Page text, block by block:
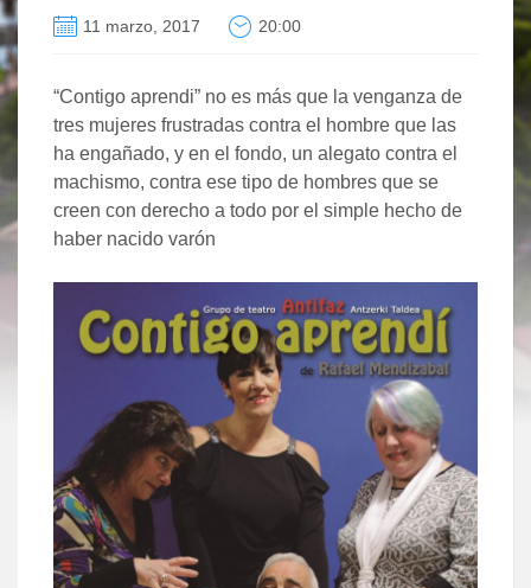
11 marzo, 2017 20:00
“Contigo aprendi” no es más que la venganza de
tres mujeres frustradas contra el hombre que las
ha engañado, y en el fondo, un alegato contra el
machismo, contra ese tipo de hombres que se
creen con derecho a todo por el simple hecho de
haber nacido varón